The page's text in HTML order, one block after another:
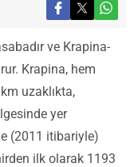
ve Krapina-
Krapina, hem
uzaklıkta,
yer
(2011 itibariyle)
ilk olarak 1193